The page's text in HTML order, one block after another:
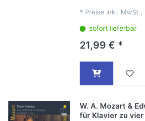
* Preise inkl. MwSt.,
sofort lieferbar
21,99 € *
W. A. Mozart &
für Klavier zu vier